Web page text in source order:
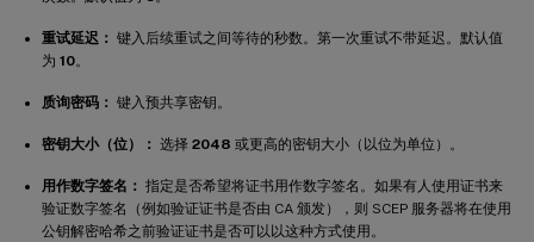
重试延迟： 键入后续重试之间等待的秒数。第一次重试不带延迟。默认值
为 10。
质询密码： 键入预共享密钥。
密钥大小（位）： 选择 2048 或更高的密钥大小（以位为单位）。
用作数字签名： 指定是否希望将证书用作数字签名。如果有人使用证书来
验证数字签名（例如验证证书是否由 CA 颁发），则 SCEP 服务器将在使用
公钥解密哈希之前验证证书是否可以以这种方式使用。